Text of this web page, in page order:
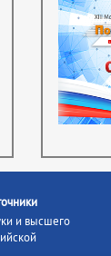
и высшего